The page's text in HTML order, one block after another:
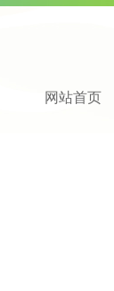
网站首页